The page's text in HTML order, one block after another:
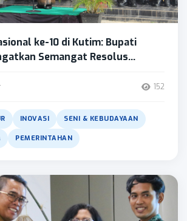
ke-10 di Kutim: Bupati
Semangat Resolus...
152
INOVASI SENI & KEBUDAYAAN
PEMERINTAHAN